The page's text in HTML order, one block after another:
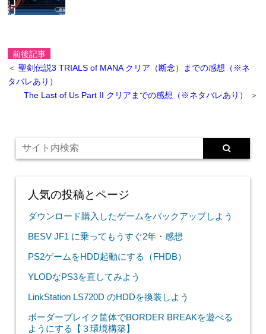
前後記事
＜聖剣伝説3 TRIALS of MANA クリア（断念）までの感想（※ネ
タバレあり）
The Last of Us Part II クリアまでの感想（※ネタバレあり）
＞
人気の投稿とページ
ダウンロード購入したゲームをバックアップしよう
BESV JF1 に乗ってもうすぐ2年・感想
PS2ゲームをHDD起動にする（FHDB）
YLODなPS3を直してみよう
LinkStation LS720D のHDDを換装しよう
ボーダーブレイク筐体でBORDER BREAKを遊べる
ようにする【３環境構築】